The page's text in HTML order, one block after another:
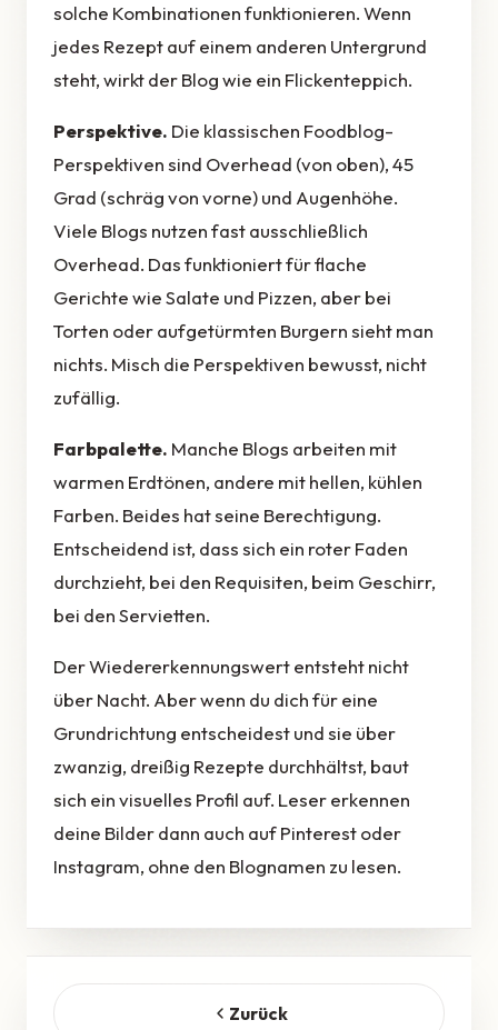
solche Kombinationen funktionieren. Wenn
jedes Rezept auf einem anderen Untergrund
steht, wirkt der Blog wie ein Flickenteppich.
Perspektive. Die klassischen Foodblog-
Perspektiven sind Overhead (von oben), 45
Grad (schräg von vorne) und Augenhöhe.
Viele Blogs nutzen fast ausschließlich
Overhead. Das funktioniert für flache
Gerichte wie Salate und Pizzen, aber bei
Torten oder aufgetürmten Burgern sieht man
nichts. Misch die Perspektiven bewusst, nicht
zufällig.
Farbpalette. Manche Blogs arbeiten mit
warmen Erdtönen, andere mit hellen, kühlen
Farben. Beides hat seine Berechtigung.
Entscheidend ist, dass sich ein roter Faden
durchzieht, bei den Requisiten, beim Geschirr,
bei den Servietten.
Der Wiedererkennungswert entsteht nicht
über Nacht. Aber wenn du dich für eine
Grundrichtung entscheidest und sie über
zwanzig, dreißig Rezepte durchhältst, baut
sich ein visuelles Profil auf. Leser erkennen
deine Bilder dann auch auf Pinterest oder
Instagram, ohne den Blognamen zu lesen.
Zurück